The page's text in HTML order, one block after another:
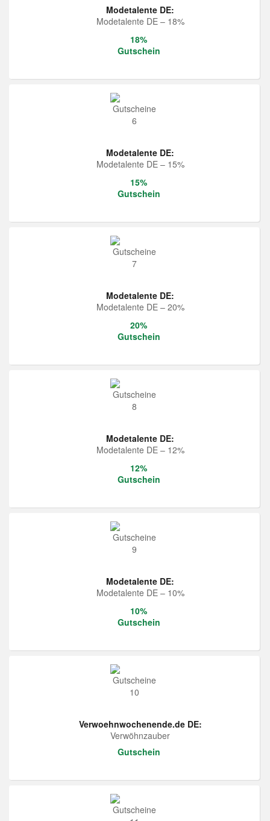
Modetalente DE:
Modetalente DE – 18%
18%
Gutschein
Modetalente DE:
Modetalente DE – 15%
15%
Gutschein
Modetalente DE:
Modetalente DE – 20%
20%
Gutschein
Modetalente DE:
Modetalente DE – 12%
12%
Gutschein
Modetalente DE:
Modetalente DE – 10%
10%
Gutschein
Verwoehnwochenende.de DE:
Verwöhnzauber
Gutschein